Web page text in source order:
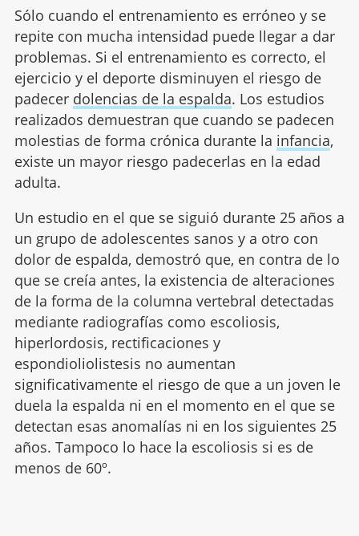
Sólo cuando el entrenamiento es erróneo y se
repite con mucha intensidad puede llegar a dar
problemas. Si el entrenamiento es correcto, el
ejercicio y el deporte disminuyen el riesgo de
padecer dolencias de la espalda. Los estudios
realizados demuestran que cuando se padecen
molestias de forma crónica durante la infancia,
existe un mayor riesgo padecerlas en la edad
adulta.
Un estudio en el que se siguió durante 25 años a
un grupo de adolescentes sanos y a otro con
dolor de espalda, demostró que, en contra de lo
que se creía antes, la existencia de alteraciones
de la forma de la columna vertebral detectadas
mediante radiografías como escoliosis,
hiperlordosis, rectificaciones y
espondioliolistesis no aumentan
significativamente el riesgo de que a un joven le
duela la espalda ni en el momento en el que se
detectan esas anomalías ni en los siguientes 25
años. Tampoco lo hace la escoliosis si es de
menos de 60º.